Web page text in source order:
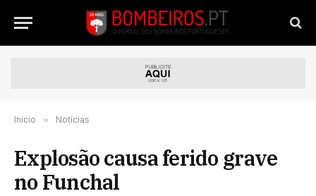
Início » Notícias
Explosão causa ferido grave
no Funchal